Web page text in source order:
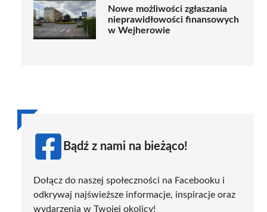
Nowe możliwości zgłaszania
nieprawidłowości finansowych
w Wejherowie
Bądź z nami na bieżąco!
Dołącz do naszej społeczności na Facebooku i
odkrywaj najświeższe informacje, inspiracje oraz
wydarzenia w Twojej okolicy!